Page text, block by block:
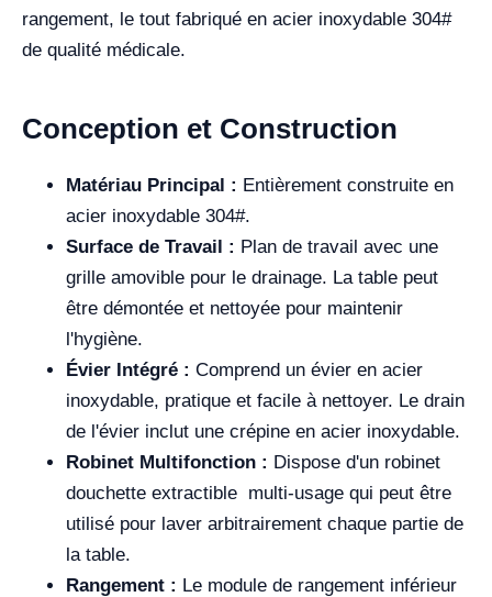
rangement, le tout fabriqué en acier inoxydable 304#
de qualité médicale.
Conception et Construction
Matériau Principal : Entièrement construite en
acier inoxydable 304#.
Surface de Travail : Plan de travail avec une
grille amovible pour le drainage. La table peut
être démontée et nettoyée pour maintenir
l'hygiène.
Évier Intégré : Comprend un évier en acier
inoxydable, pratique et facile à nettoyer. Le drain
de l'évier inclut une crépine en acier inoxydable.
Robinet Multifonction : Dispose d'un robinet
douchette extractible multi-usage qui peut être
utilisé pour laver arbitrairement chaque partie de
la table.
Rangement : Le module de rangement inférieur